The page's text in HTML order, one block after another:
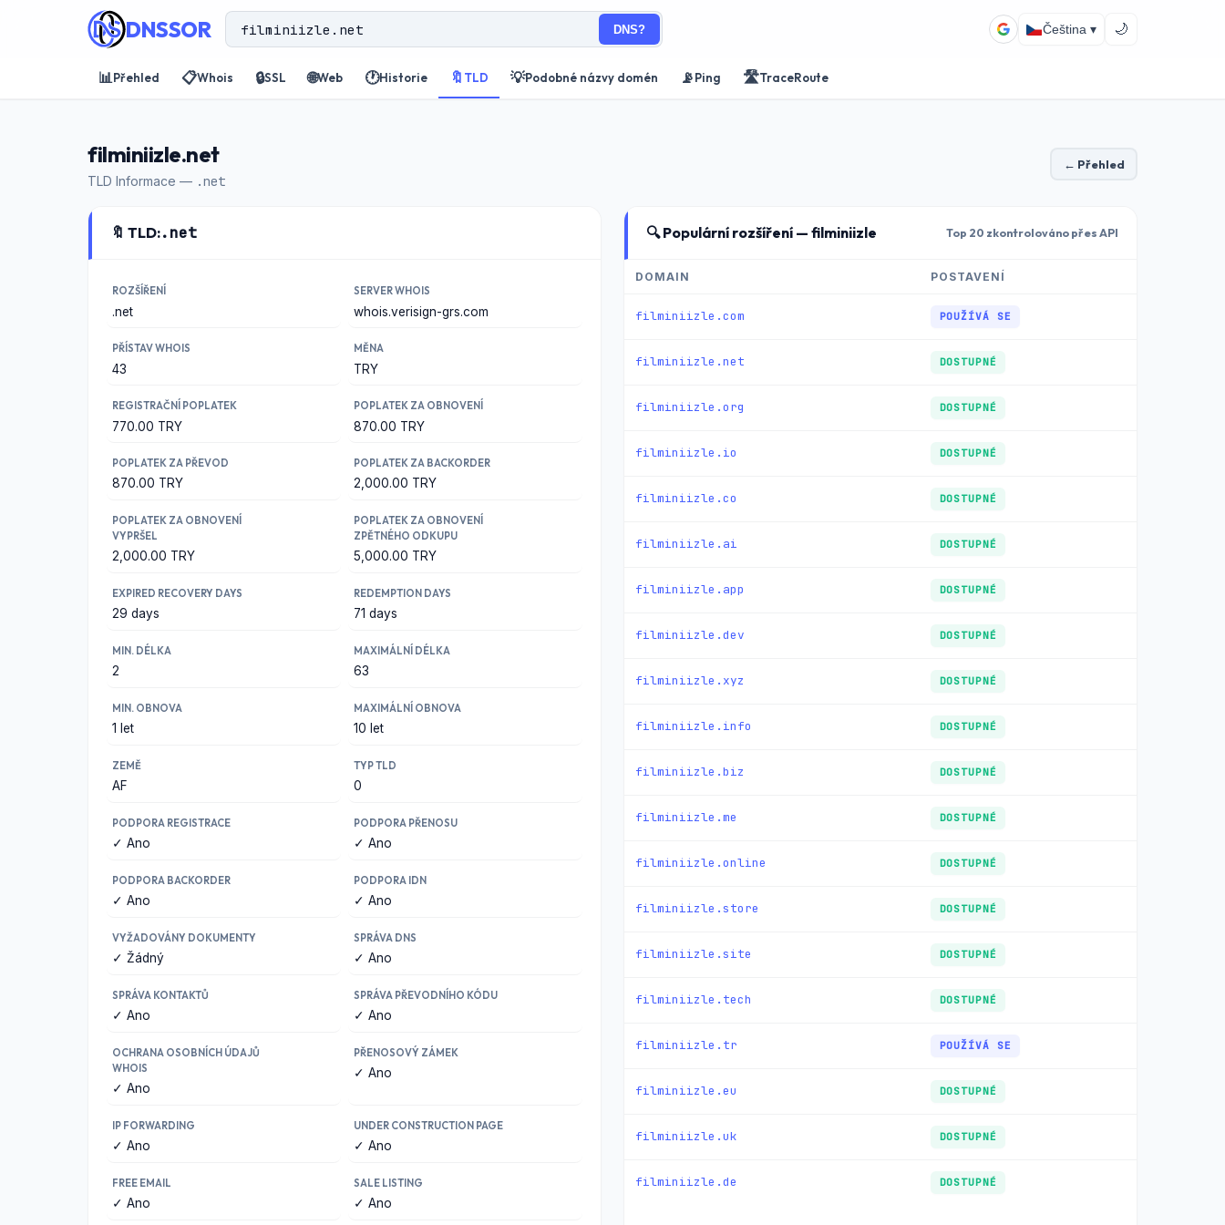
DNSSOR DNS? Čeština ▾ 🌙
📊Přehled 📋Whois 🔒SSL 🌐Web 🕐Historie 🔖 TLD 💡Podobné názvy domén 📡Ping 🛣️TraceRoute
filminiizle.net
TLD Informace — .net
← Přehled
🔖 TLD:.net
ROZŠÍŘENÍ
.net
SERVER WHOIS
whois.verisign-grs.com
PŘÍSTAV WHOIS
43
MĚNA
TRY
REGISTRAČNÍ POPLATEK
770.00 TRY
POPLATEK ZA OBNOVENÍ
870.00 TRY
POPLATEK ZA PŘEVOD
870.00 TRY
POPLATEK ZA BACKORDER
2,000.00 TRY
POPLATEK ZA OBNOVENÍ
VYPRŠEL
2,000.00 TRY
POPLATEK ZA OBNOVENÍ
ZPĚTNÉHO ODKUPU
5,000.00 TRY
EXPIRED RECOVERY DAYS
29 days
REDEMPTION DAYS
71 days
MIN. DÉLKA
2
MAXIMÁLNÍ DÉLKA
63
MIN. OBNOVA
1 let
MAXIMÁLNÍ OBNOVA
10 let
ZEMĚ
AF
TYP TLD
0
PODPORA REGISTRACE
✓ Ano
PODPORA PŘENOSU
✓ Ano
PODPORA BACKORDER
✓ Ano
PODPORA IDN
✓ Ano
VYŽADOVÁNY DOKUMENTY
✓ Žádný
SPRÁVA DNS
✓ Ano
SPRÁVA KONTAKTŮ
✓ Ano
SPRÁVA PŘEVODNÍHO KÓDU
✓ Ano
OCHRANA OSOBNÍCH ÚDAJŮ
WHOIS
✓ Ano
PŘENOSOVÝ ZÁMEK
✓ Ano
IP FORWARDING
✓ Ano
UNDER CONSTRUCTION PAGE
✓ Ano
FREE EMAIL
✓ Ano
SALE LISTING
✓ Ano
🔍 Populární rozšíření — filminiizle Top 20 zkontrolováno přes API
DOMAIN POSTAVENÍ
filminiizle.com POUŽÍVÁ SE
filminiizle.net DOSTUPNÉ
filminiizle.org DOSTUPNÉ
filminiizle.io DOSTUPNÉ
filminiizle.co DOSTUPNÉ
filminiizle.ai DOSTUPNÉ
filminiizle.app DOSTUPNÉ
filminiizle.dev DOSTUPNÉ
filminiizle.xyz DOSTUPNÉ
filminiizle.info DOSTUPNÉ
filminiizle.biz DOSTUPNÉ
filminiizle.me DOSTUPNÉ
filminiizle.online DOSTUPNÉ
filminiizle.store DOSTUPNÉ
filminiizle.site DOSTUPNÉ
filminiizle.tech DOSTUPNÉ
filminiizle.tr POUŽÍVÁ SE
filminiizle.eu DOSTUPNÉ
filminiizle.uk DOSTUPNÉ
filminiizle.de DOSTUPNÉ